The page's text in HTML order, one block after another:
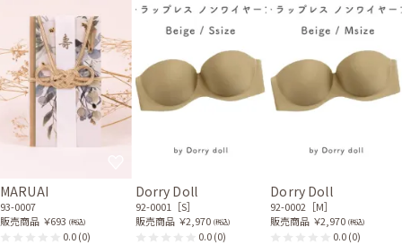
かったのか、ふくさが少し曲がってしまったのだけが気になりました。 前
回に引き続き使わせていただいて、1回目も2回目も変わらず丁寧なサービ
スでとても満足しています。 コーディネートされているセットのものを2回
ともお借りしたのですが、単品でもお店の方のおすすめセットアイテムや、
借りた方のセットの例だったりとあまりセンスに自信のない私でも選べそ
うな感じだったので、次は商品ページの例なんかを参考に一式自分で考え
たセットで借りてみたいなと思います。 素敵なドレスとお手紙ありがとう
ございました。 次の機会もぜひこちらでお借りしたいと思います。
ライトベージュのジャケッ
ト風シンプルボレロ
21-0230
ホワイトパール2連のクリ
スタルチャームネックレス
31-0176
ブラックのパールとライン
MARUAI
93-0007
販売商品 ￥693 (税込)
0.0(0)
Dorry Doll
92-0001［S］
販売商品 ￥2,970 (税込)
0.0(0)
Dorry Doll
92-0002［M］
販売商品 ￥2,970 (税込)
0.0(0)